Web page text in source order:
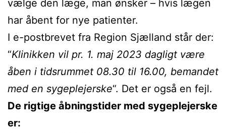
vælge den læge, man ønsker – hvis lægen
har åbent for nye patienter.
I e-postbrevet fra Region Sjælland står der:
“Klinikken vil pr. 1. maj 2023 dagligt være
åben i tidsrummet 08.30 til 16.00, bemandet
med en sygeplejerske“. Det er også en fejl.
De rigtige åbningstider med sygeplejerske
er: